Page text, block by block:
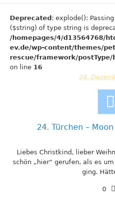
Deprecated: explode():
($string) of type string is
/homepages/4/d13564768/
ev.de/wp-content/themes/
rescue/framework/
on line 16
24.
24. Türchen –
Liebes Christkind, lieber
schön „hier“ gerufen, als es
ging.
0